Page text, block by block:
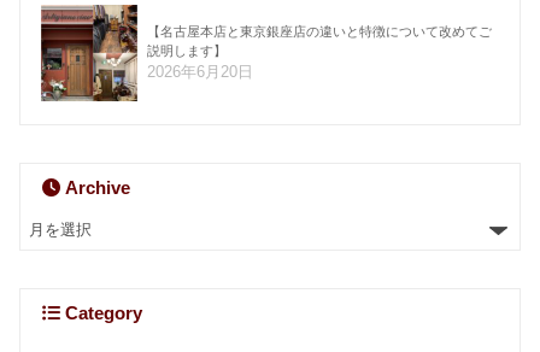
【名古屋本店と東京銀座店の違いと特徴について改めてご
説明します】
2026年6月20日
Archive
Category